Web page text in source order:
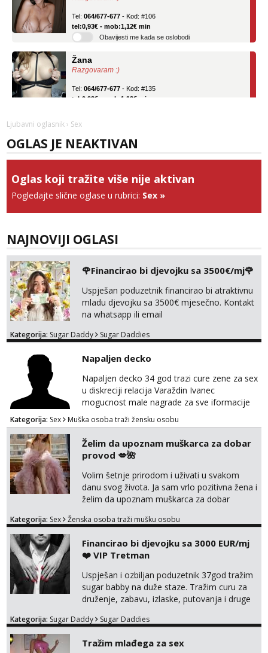
tel:0,93€ - mob:1,12€ min
Obavijesti me kada se oslobodi
Razgovaram :)
tel:0,93€ - mob:1,12€ min
Zara
Čekam tvoj poziv!
Tel:064/677-677- Kod: #142
tel:0,93€ - mob:1,12€ min
Obavijesti me kada se oslobodi
Čekam tvoj poziv!
tel:0,93€ - mob:1,12€ min
Margareta
Čekam tvoj poziv!
tel:0,93€ - mob:1,12€ min
Alisa
Razgovaram :)
Tel:064/677-677- Kod: #106
tel:0,93€ - mob:1,12€ min
Obavijesti me kada se oslobodi
Žana
Razgovaram :)
Tel:064/677-677- Kod: #135
tel:0,93€ - mob:1,12€ min
Zara
Čekam tvoj poziv!
Tel:064/677-677 - Kod: #123
Ljubavni oglasnik › Sex
OGLAS JE NEAKTIVAN
Oglas koji tražite više nije aktivan
Pogledajte slične oglase u rubrici: Sex »
NAJNOVIJI OGLASI
🌹Financirao bi djevojku sa 3500€/mj🌹
Uspješan poduzetnik financirao bi atraktivnu
mladu djevojku sa 3500€ mjesečno. Kontakt
na whatsapp ili email
Kategorija: Sugar Daddy Sugar Daddies
Napaljen decko
Napaljen decko 34 god trazi cure zene za sex
u diskreciji relacija Varaždin Ivanec
mogucnost male nagrade za sve iformacije
pisite na broj 098819637 pusa
Kategorija: Sex Muška osoba traži žensku osobu
Želim da upoznam muškarca za dobar
provod 💋🌺
Volim šetnje prirodom i uživati u svakom
danu svog života. Ja sam vrlo pozitivna žena i
želim da upoznam muškarca za dobar
na link ispod i nadji me tamo, cekam te!
Kategorija: Sex Ženska osoba traži mušku osobu
Financirao bi djevojku sa 3000 EUR/mj
❤️ VIP Tretman
Uspješan i ozbiljan poduzetnik 37god tražim
sugar babby na duže staze. Tražim curu za
druženje, zabavu, izlaske, putovanja i druge
otvorena, komunikativna, zgodna i atraktivna
markodalic37@gmail.com
Kategorija: Sugar Daddy Sugar Daddies
Tražim mlađega za sex